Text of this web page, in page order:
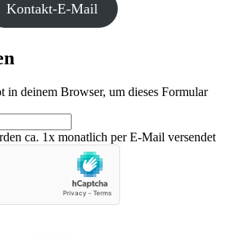
Kontakt-E-Mail
in deinem Browser, um dieses Formular
ca. 1x monatlich per E-Mail versendet